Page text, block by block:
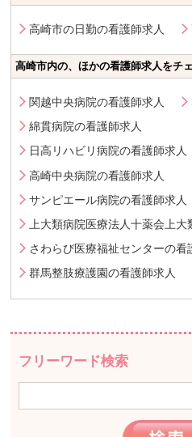
高崎市の日勤の看護師求人
高崎市内の、ほかの看護師求人をチ
関越中央病院の看護師求人
綿貫病院の看護師求人
日高リハビリ病院の看護師求人
高崎中央病院の看護師求人
サンピエール病院の看護師求人
上大類病院医療法人十薬会上
さわらび医療福祉センターの看
群馬整肢療護園の看護師求人
フリーワード検索